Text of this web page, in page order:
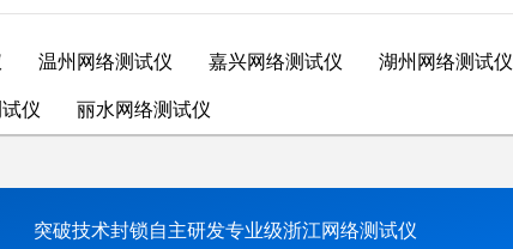
温州网络测试仪 嘉兴网络测试仪 湖州网络测试仪
仪 丽水网络测试仪
突破技术封锁自主研发专业级浙江网络测试仪